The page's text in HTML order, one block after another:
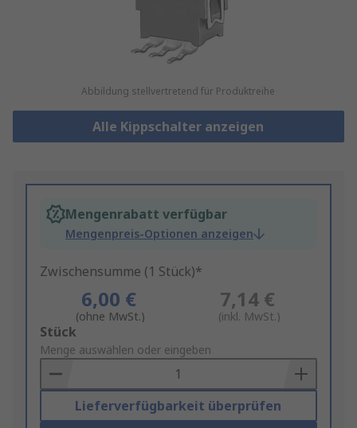
Abbildung stellvertretend für Produktreihe
Alle Kippschalter anzeigen
Mengenrabatt verfügbar
Mengenpreis-Optionen anzeigen
Zwischensumme (1 Stück)*
6,00 €
(ohne MwSt.)
7,14 €
(inkl. MwSt.)
Add
to
Basket
Stück
Menge auswählen oder eingeben
Lieferverfügbarkeit überprüfen